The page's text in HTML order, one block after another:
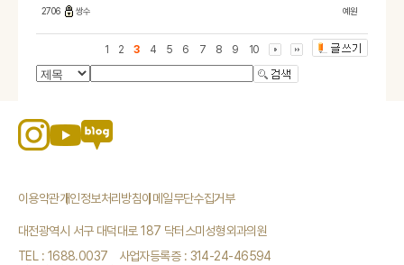
2706 쌍수 예원
1 2 3 4 5 6 7 8 9 10
이용약관개인정보처리방침이메일무단수집거부
대전광역시 서구 대덕대로 187 닥터스미성형외과의원
TEL : 1688.0037
사업자등록증 : 314-24-46594